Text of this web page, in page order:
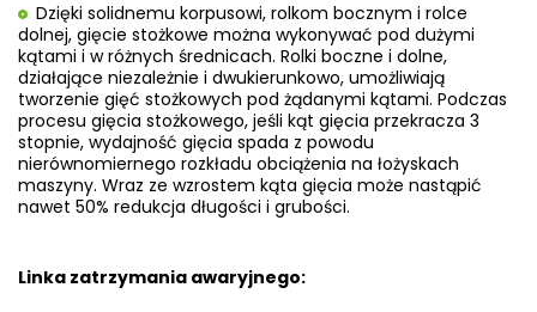
Dzięki solidnemu korpusowi, rolkom bocznym i rolce
dolnej, gięcie stożkowe można wykonywać pod dużymi
kątami i w różnych średnicach. Rolki boczne i dolne,
działające niezależnie i dwukierunkowo, umożliwiają
tworzenie gięć stożkowych pod żądanymi kątami. Podczas
procesu gięcia stożkowego, jeśli kąt gięcia przekracza 3
stopnie, wydajność gięcia spada z powodu
nierównomiernego rozkładu obciążenia na łożyskach
maszyny. Wraz ze wzrostem kąta gięcia może nastąpić
nawet 50% redukcja długości i grubości.
Linka zatrzymania awaryjnego: